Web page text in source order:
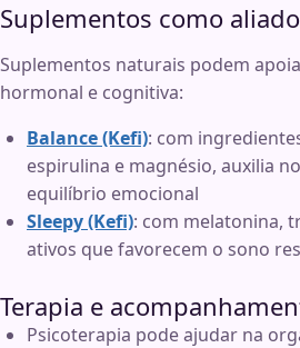
Suplementos como
Suplementos naturais podem
hormonal e cognitiva:
Balance (Kefi): com
espirulina e magnésio, auxilia
equilíbrio emocional
Sleepy (Kefi): com melatonina,
ativos que favorecem o sono
Terapia e
Psicoterapia pode ajudar na